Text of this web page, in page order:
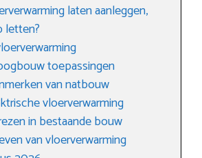
laten aanleggen,
letten?
toepassingen
van natbouw
vloerverwarming
in bestaande bouw
van vloerverwarming